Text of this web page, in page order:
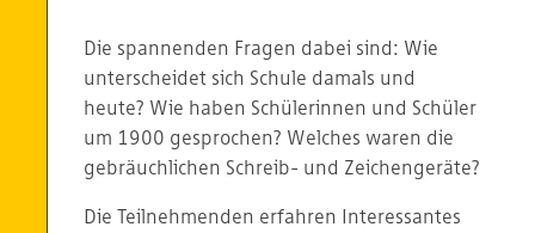
Die spannenden Fragen dabei sind: Wie
unterscheidet sich Schule damals und
heute? Wie haben Schülerinnen und Schüler
um 1900 gesprochen? Welches waren die
gebräuchlichen Schreib- und Zeichengeräte?
Die Teilnehmenden erfahren Interessantes